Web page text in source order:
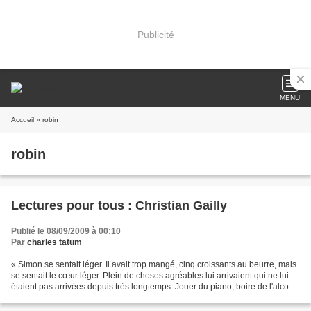
Publicité
MENU
Accueil » robin
robin
Lectures pour tous : Christian Gailly
Publié le 08/09/2009 à 00:10
Par charles tatum
« Simon se sentait léger. Il avait trop mangé, cinq croissants au beurre, mais
se sentait le cœur léger. Plein de choses agréables lui arrivaient qui ne lui
étaient pas arrivées depuis très longtemps. Jouer du piano, boire de l'alcool,